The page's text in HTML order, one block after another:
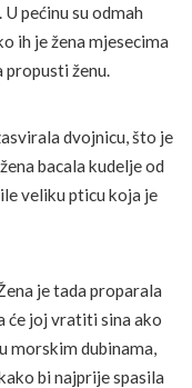
pećinu su odmah
ih je žena mjesecima
propusti ženu.
dvojnicu, što je
bacala kudelje od
veliku pticu koja je
je tada proparala
će joj vratiti sina ako
morskim dubinama,
bi najprije spasila